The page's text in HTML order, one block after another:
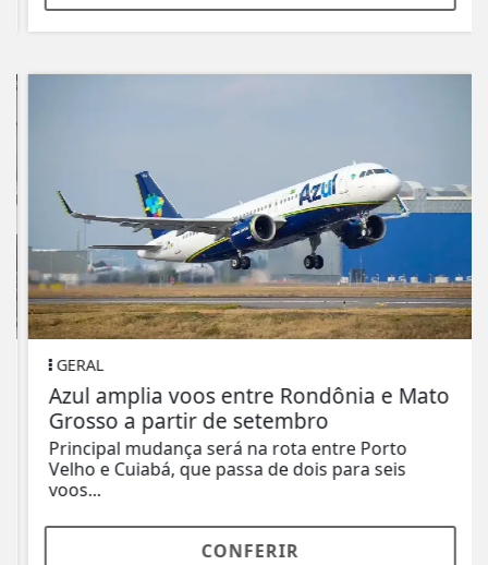
GERAL
Azul amplia voos entre Rondônia e Mato
Grosso a partir de setembro
Principal mudança será na rota entre Porto
Velho e Cuiabá, que passa de dois para seis
voos...
CONFERIR